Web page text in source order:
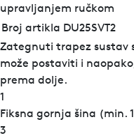
upravljanjem ručkom
Broj artikla DU25SVT2
Zategnuti trapez sustav
može postaviti i
prema dolje.
1
Fiksna gornja šina (min.
3